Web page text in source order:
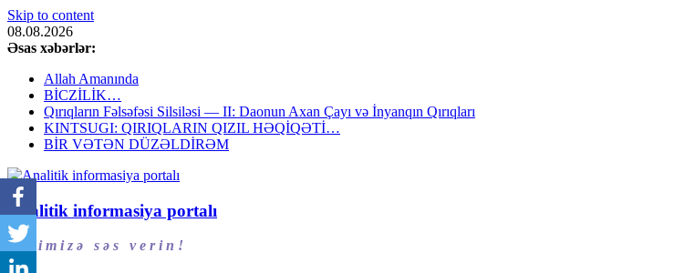
Skip to content
08.08.2026
Əsas xəbərlər:
Allah Amanında
BİCZİLİK…
Qırıqların Fəlsəfəsi Silsiləsi — II: Daonun Axan Çayı və İnyanqın Qırıqları
KINTSUGI: QIRIQLARIN QIZIL HƏQİQƏTİ…
BİR VƏTƏN DÜZƏLDİRƏM
Analitik informasiya portalı
S ə s i m i z ə s ə s v e r i n !